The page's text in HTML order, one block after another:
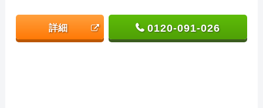
詳細 0120-091-026